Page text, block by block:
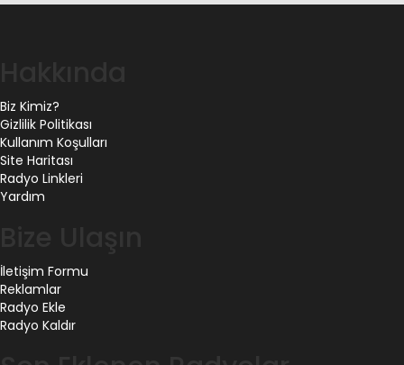
Biz Kimiz?
Gizlilik Politikası
Kullanım Koşulları
Site Haritası
Radyo Linkleri
Yardım
İletişim Formu
Reklamlar
Radyo Ekle
Radyo Kaldır